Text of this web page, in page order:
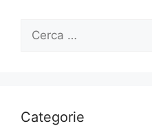
per:
Categorie